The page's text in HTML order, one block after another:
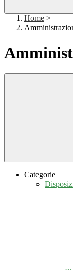
Home >
Categorie